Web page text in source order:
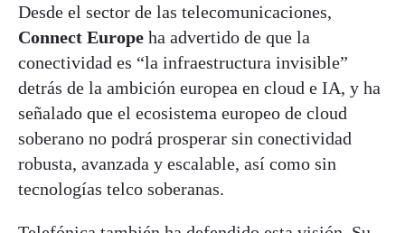
Desde el sector de las telecomunicaciones,
Connect Europe ha advertido de que la
conectividad es “la infraestructura invisible”
detrás de la ambición europea en cloud e IA, y ha
señalado que el ecosistema europeo de cloud
soberano no podrá prosperar sin conectividad
robusta, avanzada y escalable, así como sin
tecnologías telco soberanas.